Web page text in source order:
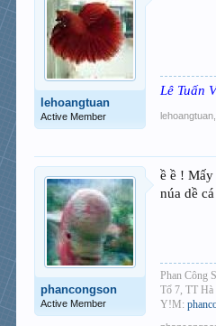
lehoangtuan
Active Member
Lê Tuấn
lehoangtuan
phancongson
Active Member
ề ề !
núa dề
Phan Công
Tổ 7, TT Hà
Y!M: